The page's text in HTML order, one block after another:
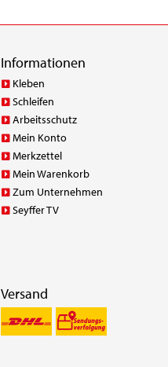
Informationen
Kleben
Schleifen
Arbeitsschutz
Mein Konto
Merkzettel
Mein Warenkorb
Zum Unternehmen
Seyffer TV
Versand